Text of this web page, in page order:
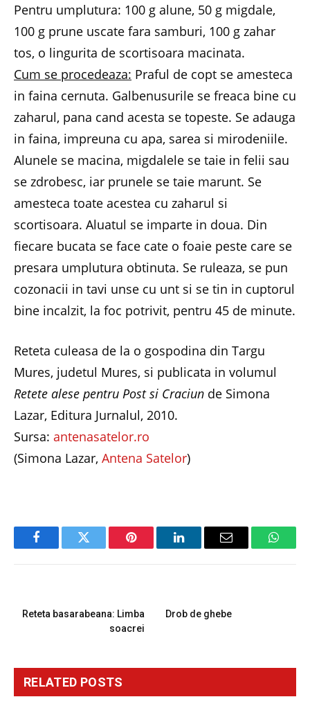
Pentru umplutura: 100 g alune, 50 g migdale,
100 g prune uscate fara samburi, 100 g zahar
tos, o lingurita de scortisoara macinata.
Cum se procedeaza: Praful de copt se amesteca
in faina cernuta. Galbenusurile se freaca bine cu
zaharul, pana cand acesta se topeste. Se adauga
in faina, impreuna cu apa, sarea si mirodeniile.
Alunele se macina, migdalele se taie in felii sau
se zdrobesc, iar prunele se taie marunt. Se
amesteca toate acestea cu zaharul si
scortisoara. Aluatul se imparte in doua. Din
fiecare bucata se face cate o foaie peste care se
presara umplutura obtinuta. Se ruleaza, se pun
cozonacii in tavi unse cu unt si se tin in cuptorul
bine incalzit, la foc potrivit, pentru 45 de minute.
Reteta culeasa de la o gospodina din Targu
Mures, judetul Mures, si publicata in volumul
Retete alese pentru Post si Craciun de Simona
Lazar, Editura Jurnalul, 2010.
Sursa: antenasatelor.ro
(Simona Lazar, Antena Satelor)
FacebookTwitter Pinterest LinkedInEmail
Reteta basarabeana: Limba
soacrei
Drob de ghebe
RELATED POSTS